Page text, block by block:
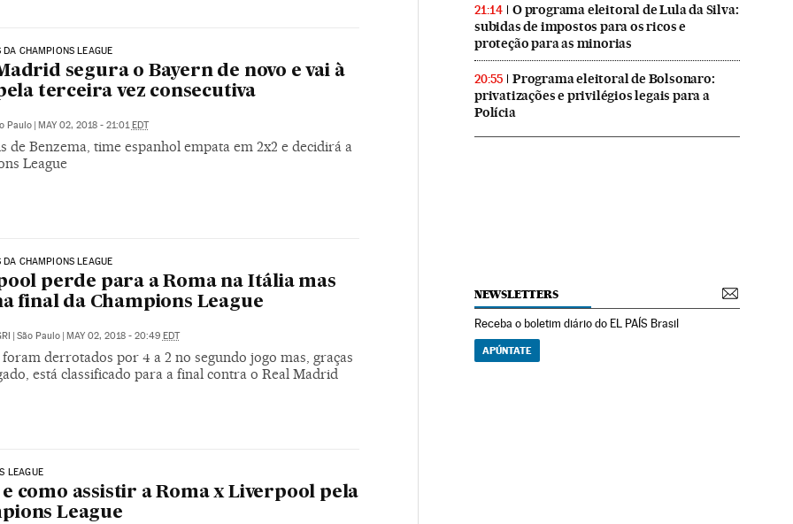
DA CHAMPIONS LEAGUE
segura o Bayern de novo e vai à
terceira vez consecutiva
Paulo MAY 02, 2018 - 21:01 EDT
de Benzema, time espanhol empata em 2x2 e decidirá a
League
DA CHAMPIONS LEAGUE
perde para a Roma na Itália mas
final da Champions League
| São Paulo | MAY 02, 2018 - 20:49 EDT
foram derrotados por 4 a 2 no segundo jogo mas, graças
está classificado para a final contra o Real Madrid
LEAGUE
como assistir a Roma x Liverpool pela
League
21:14
O programa eleitoral de Lula da Silva:
subidas de impostos para os ricos e
proteção para as minorias
20:55
Programa eleitoral de Bolsonaro:
privatizações e privilégios legais para a
Polícia
NEWSLETTERS
Receba o boletim diário do EL PAÍS Brasil
APÚNTATE